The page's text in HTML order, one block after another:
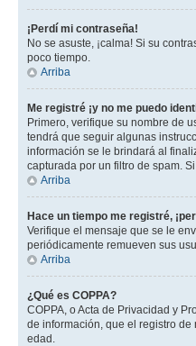
¡Perdí mi contraseña!
No se asuste, ¡calma! Si su
poco tiempo.
Arriba
Me registré ¡y no me puedo
Primero, verifique su nombre de
tendrá que seguir algunas
información se le brindará al
capturada por un filtro de spam.
Arriba
Hace un tiempo me registré,
Verifique el mensaje que se le
periódicamente remueven sus
Arriba
¿Qué es COPPA?
COPPA, o Acta de Privacidad y
de información, que el registro
edad.